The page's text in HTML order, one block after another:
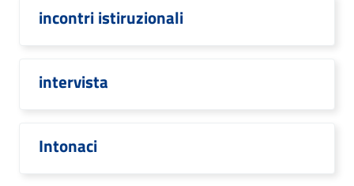
incontri istiruzionali
intervista
Intonaci